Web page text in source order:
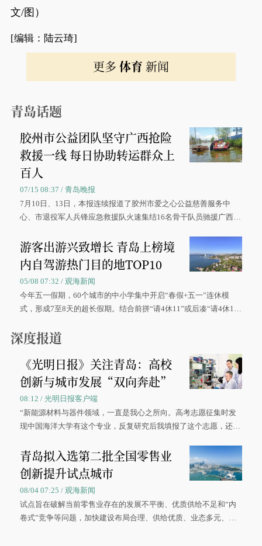
文/图）
[编辑：陆云琦]
更多 体育 新闻
青岛话题
胶州市公益团队坚守广西抢险
救援一线 每日协助转运群众上
百人
07/15 08:37 / 青岛晚报
7月10日、13日，本报连续报道了胶州市爱之心公益慈善服务中
心、市退役军人兵锋应急救援队火速集结16名骨干队员驰援广西灾
游客出游兴致增长 青岛上榜境
内自驾游热门目的地TOP10
05/08 07:32 / 观海新闻
今年五一假期，60个城市的中小学集中开启“春假+五一”连休模
式，形成7至8天的超长假期。结合前拼“请4休11”或后凑“请4休1
深度报道
《光明日报》关注青岛：高校
创新与城市发展“双向奔赴”
08:12 / 光明日报客户端
“新能源材料与器件领域，一直是我心之所向。高考志愿征集时发
现中国海洋大学有这个专业，反复研究后我填报了这个志愿，还真
大学材料科学与工程学院材料类专业的录取通知书。
青岛拟入选第二批全国零售业
创新提升试点城市
08/04 07:25 / 观海新闻
试点旨在破解当前零售业存在的发展不平衡、优质供给不足和“内
卷式”竞争等问题，加快建设布局合理、供给优质、业态多元、智